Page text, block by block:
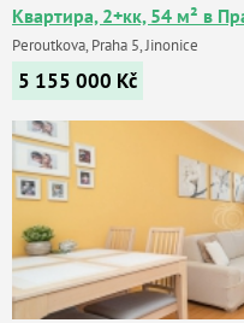
Квартира, 2+кк, 54 м² в
Peroutkova, Praha 5, Jinonice
5 155 000 Kč